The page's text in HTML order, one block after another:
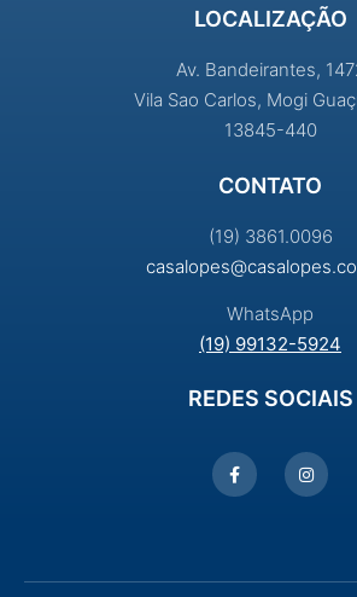
LOCALIZAÇÃO
Av. Bandeirantes,
Vila Sao Carlos, Mogi
13845-440
CONTATO
(19) 3861.0096
WhatsApp
(19) 99132-5924
REDES SOCIAIS